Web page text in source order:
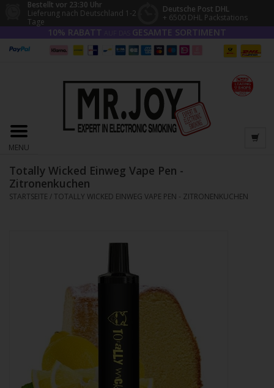
Bestellt vor 23:30 Uhr
Lieferung nach Deutschland 1-2
Tage
Deutsche Post DHL
+ 6500 DHL Packstations
10% RABATT GESAMTE SORTIMENT
MENU
Totally Wicked Einweg Vape Pen -
Zitronenkuchen
STARTSEITE /TOTALLY WICKED EINWEG VAPE PEN - ZITRONENKUCHEN